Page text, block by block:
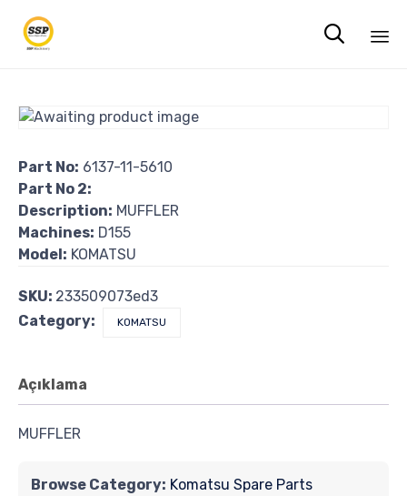

Part No: 6137-11-5610
Part No 2:
Description: MUFFLER
Machines: D155
Model: KOMATSU
SKU: 233509073ed3
Category:
KOMATSU
Açıklama
MUFFLER
Browse Category: Komatsu Spare Parts